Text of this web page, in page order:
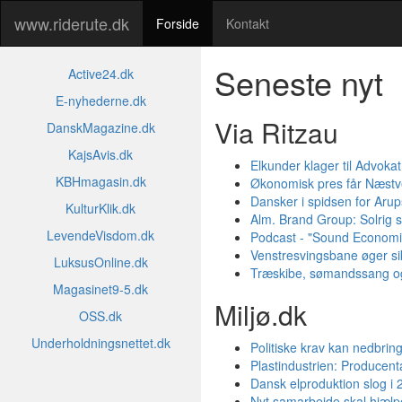
www.riderute.dk Forside Kontakt
Active24.dk
E-nyhederne.dk
DanskMagazine.dk
KajsAvis.dk
KBHmagasin.dk
KulturKlik.dk
LevendeVisdom.dk
LuksusOnline.dk
Magasinet9-5.dk
OSS.dk
Underholdningsnettet.dk
Seneste nyt
Via Ritzau
Elkunder klager til
Økonomisk pres får
Dansker i spidsen for
Alm. Brand Group: Solrig
Podcast - "Sound
Venstresvingsbane øger
Træskibe, sømandssang
Miljø.dk
Politiske krav kan
Plastindustrien:
Dansk elproduktion slog i